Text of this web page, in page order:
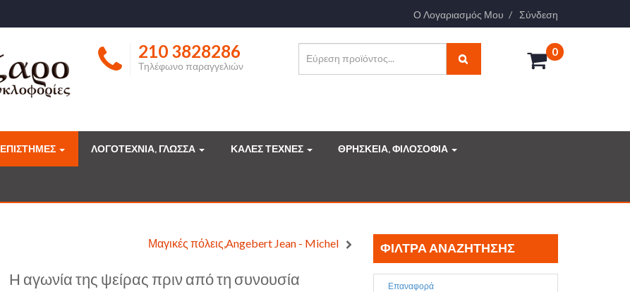
Σύνδεση
Ο Λογαριασμός Μου
210 3828286
Τηλέφωνο παραγγελιών
0
ΕΠΙΣΤΗΜΕΣ ΛΟΓΟΤΕΧΝΙΑ, ΓΛΩΣΣΑ ΚΑΛΕΣ ΤΕΧΝΕΣ ΘΡΗΣΚΕΙΑ, ΦΙΛΟΣΟΦΙΑ
Μαγικές πόλεις,Angebert Jean - Michel
Η αγωνία της ψείρας πριν από τη συνουσία
ΦΊΛΤΡΑ ΑΝΑΖΉΤΗΣΗΣ
Επαναφορά